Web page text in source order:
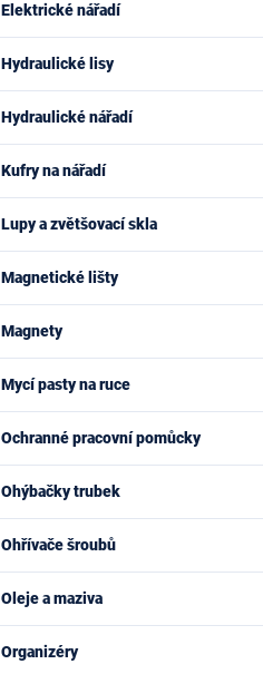
Elektrické nářadí
Hydraulické lisy
Hydraulické nářadí
Kufry na nářadí
Lupy a zvětšovací skla
Magnetické lišty
Magnety
Mycí pasty na ruce
Ochranné pracovní pomůcky
Ohýbačky trubek
Ohřívače šroubů
Oleje a maziva
Organizéry